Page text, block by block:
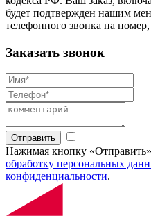
будет подтвержден нашим
телефонного звонка на
Заказать звонок
Отправить
Нажимая кнопку
обработку персональных
конфиденциальности.